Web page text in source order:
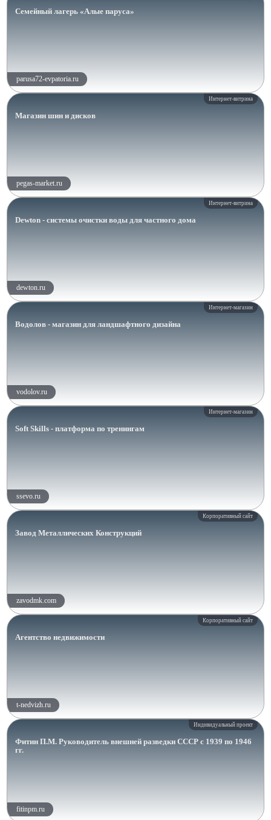
Семейный лагерь «Алые паруса»
parusa72-evpatoria.ru
Интернет-витрина
Магазин шин и дисков
pegas-market.ru
Интернет-витрина
Dewton - системы очистки воды для частного дома
dewton.ru
Интернет-магазин
Водолов - магазин для ландшафтного дизайна
vodolov.ru
Интернет-магазин
Soft Skills - платформа по тренингам
ssevo.ru
Корпоративный сайт
Завод Металлических Конструкций
zavodmk.com
Корпоративный сайт
Агентство недвижимости
t-nedvizh.ru
Индивидуальный проект
Фитин П.М. Руководитель внешней разведки СССР с 1939 по 1946
гг.
fitinpm.ru